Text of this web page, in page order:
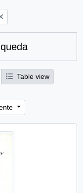
Table view